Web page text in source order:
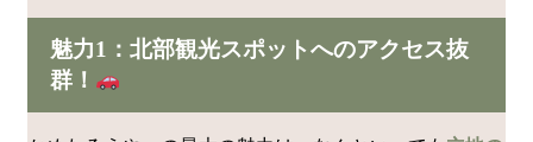
魅力1：北部観光スポットへのアクセス抜
群！